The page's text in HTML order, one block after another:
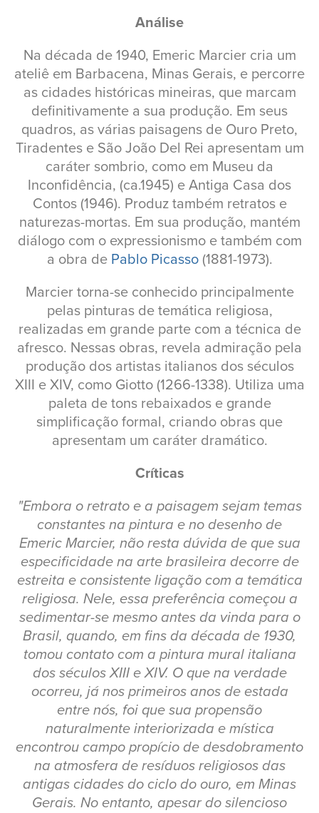
Análise
Na década de 1940, Emeric Marcier cria um
ateliê em Barbacena, Minas Gerais, e percorre
as cidades históricas mineiras, que marcam
definitivamente a sua produção. Em seus
quadros, as várias paisagens de Ouro Preto,
Tiradentes e São João Del Rei apresentam um
caráter sombrio, como em Museu da
Inconfidência, (ca.1945) e Antiga Casa dos
Contos (1946). Produz também retratos e
naturezas-mortas. Em sua produção, mantém
diálogo com o expressionismo e também com
a obra de Pablo Picasso(1881-1973).
Marcier torna-se conhecido principalmente
pelas pinturas de temática religiosa,
realizadas em grande parte com a técnica de
afresco. Nessas obras, revela admiração pela
produção dos artistas italianos dos séculos
XIII e XIV, como Giotto (1266-1338). Utiliza uma
paleta de tons rebaixados e grande
simplificação formal, criando obras que
apresentam um caráter dramático.
Críticas
"Embora o retrato e a paisagem sejam temas
constantes na pintura e no desenho de
Emeric Marcier, não resta dúvida de que sua
especificidade na arte brasileira decorre de
estreita e consistente ligação com a temática
religiosa. Nele, essa preferência começou a
sedimentar-se mesmo antes da vinda para o
Brasil, quando, em fins da década de 1930,
tomou contato com a pintura mural italiana
dos séculos XIII e XIV. O que na verdade
ocorreu, já nos primeiros anos de estada
entre nós, foi que sua propensão
naturalmente interiorizada e mística
encontrou campo propício de desdobramento
na atmosfera de resíduos religiosos das
antigas cidades do ciclo do ouro, em Minas
Gerais. No entanto, apesar do silencioso